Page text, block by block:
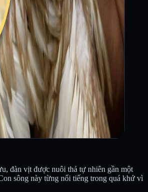
đàn vịt được nuôi thả tự nhiên gần một
sông này từng nổi tiếng trong quá khứ vì